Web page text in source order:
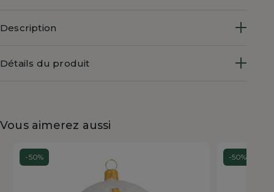
Description
Détails du produit
Vous aimerez aussi
-50% -50%